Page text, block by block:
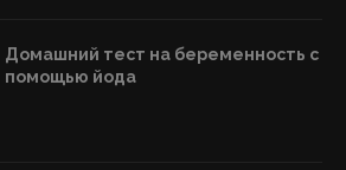
Домашний тест на беременность с
помощью йода